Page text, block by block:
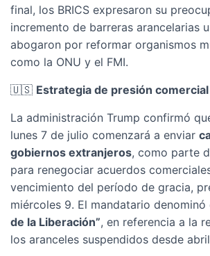
final, los BRICS expresaron su
incremento de barreras arancelarias
abogaron por reformar organismos
como la ONU y el FMI.
🇺🇸 Estrategia de presión comercial
La administración Trump confirmó
lunes 7 de julio comenzará a enviar
gobiernos extranjeros, como parte
para renegociar acuerdos
vencimiento del período de gracia,
miércoles 9. El mandatario denominó
de la Liberación”, en referencia a la
los aranceles suspendidos desde